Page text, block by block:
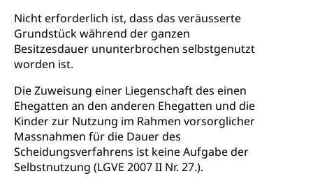
Nicht erforderlich ist, dass das veräusserte
Grundstück während der ganzen
Besitzesdauer ununterbrochen selbstgenutzt
worden ist.
Die Zuweisung einer Liegenschaft des einen
Ehegatten an den anderen Ehegatten und die
Kinder zur Nutzung im Rahmen vorsorglicher
Massnahmen für die Dauer des
Scheidungsverfahrens ist keine Aufgabe der
Selbstnutzung (LGVE 2007 II Nr. 27.).